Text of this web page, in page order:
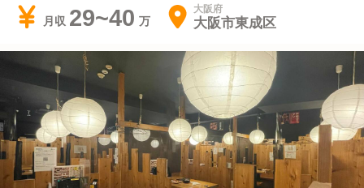
月収 29~40 大阪府
大阪市東成区